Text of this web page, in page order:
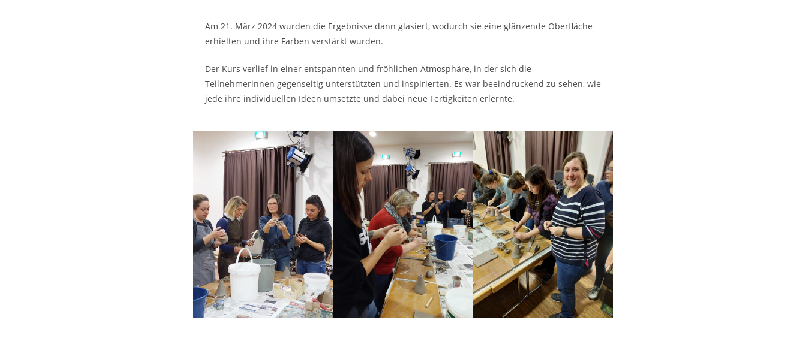
Am 21. März 2024 wurden die Ergebnisse dann glasiert, wodurch sie eine glänzende Oberfläche
erhielten und ihre Farben verstärkt wurden.
Der Kurs verlief in einer entspannten und fröhlichen Atmosphäre, in der sich die
Teilnehmerinnen gegenseitig unterstützten und inspirierten. Es war beeindruckend zu sehen, wie
jede ihre individuellen Ideen umsetzte und dabei neue Fertigkeiten erlernte.